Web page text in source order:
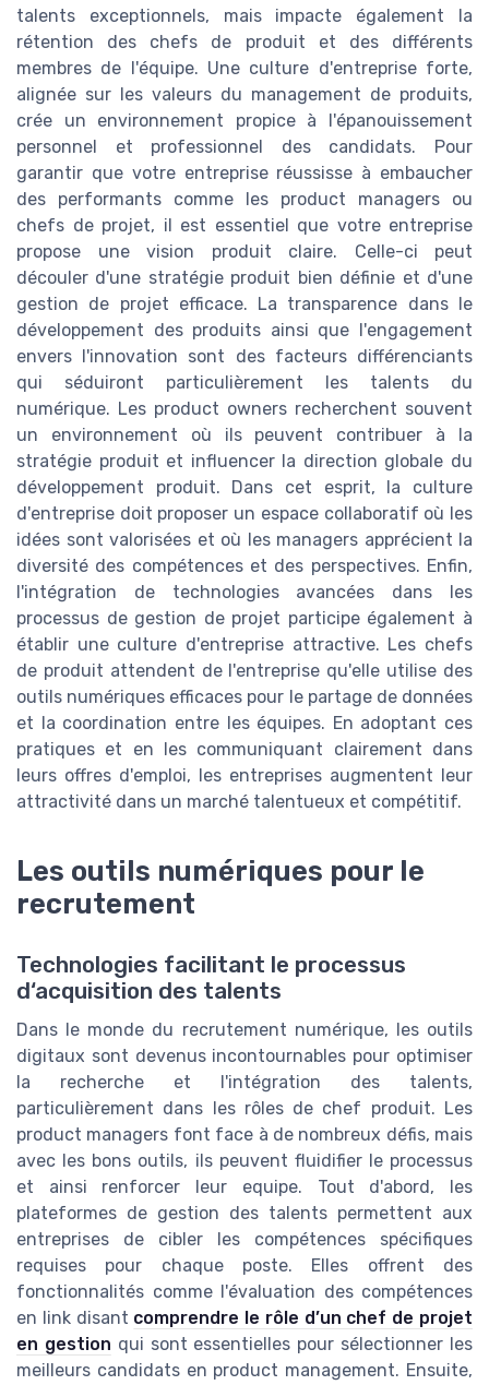
talents exceptionnels, mais impacte également la
rétention des chefs de produit et des différents
membres de l'équipe. Une culture d'entreprise forte,
alignée sur les valeurs du management de produits,
crée un environnement propice à l'épanouissement
personnel et professionnel des candidats. Pour
garantir que votre entreprise réussisse à embaucher
des performants comme les product managers ou
chefs de projet, il est essentiel que votre entreprise
propose une vision produit claire. Celle-ci peut
découler d'une stratégie produit bien définie et d'une
gestion de projet efficace. La transparence dans le
développement des produits ainsi que l'engagement
envers l'innovation sont des facteurs différenciants
qui séduiront particulièrement les talents du
numérique. Les product owners recherchent souvent
un environnement où ils peuvent contribuer à la
stratégie produit et influencer la direction globale du
développement produit. Dans cet esprit, la culture
d'entreprise doit proposer un espace collaboratif où les
idées sont valorisées et où les managers apprécient la
diversité des compétences et des perspectives. Enfin,
l'intégration de technologies avancées dans les
processus de gestion de projet participe également à
établir une culture d'entreprise attractive. Les chefs
de produit attendent de l'entreprise qu'elle utilise des
outils numériques efficaces pour le partage de données
et la coordination entre les équipes. En adoptant ces
pratiques et en les communiquant clairement dans
leurs offres d'emploi, les entreprises augmentent leur
attractivité dans un marché talentueux et compétitif.
Les outils numériques pour le
recrutement
Technologies facilitant le processus
d‘acquisition des talents
Dans le monde du recrutement numérique, les outils
digitaux sont devenus incontournables pour optimiser
la recherche et l'intégration des talents,
particulièrement dans les rôles de chef produit. Les
product managers font face à de nombreux défis, mais
avec les bons outils, ils peuvent fluidifier le processus
et ainsi renforcer leur equipe. Tout d'abord, les
plateformes de gestion des talents permettent aux
entreprises de cibler les compétences spécifiques
requises pour chaque poste. Elles offrent des
fonctionnalités comme l'évaluation des compétences
en link disant comprendre le rôle d’un chef de projet
en gestion qui sont essentielles pour sélectionner les
meilleurs candidats en product management. Ensuite,